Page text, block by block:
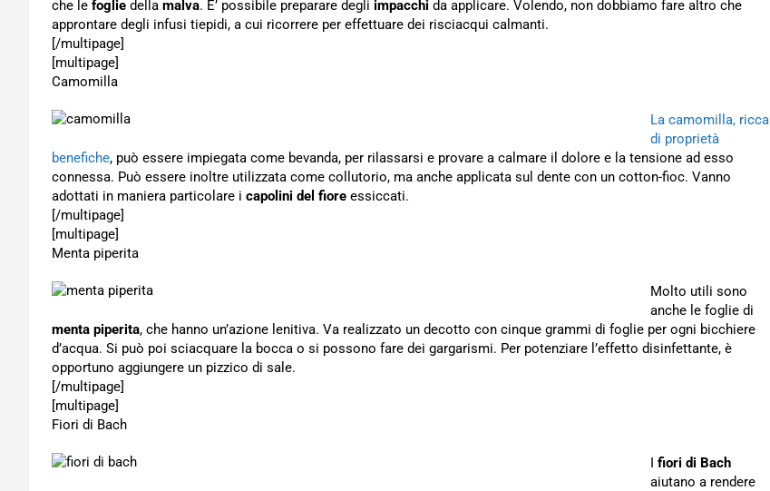
che le foglie della malva. E’ possibile preparare degli impacchi da applicare. Volendo, non dobbiamo fare altro che
approntare degli infusi tiepidi, a cui ricorrere per effettuare dei risciacqui calmanti.
[/multipage]
[multipage]
Camomilla
La camomilla, ricca
di proprietà
benefiche, può essere impiegata come bevanda, per rilassarsi e provare a calmare il dolore e la tensione ad esso
connessa. Può essere inoltre utilizzata come collutorio, ma anche applicata sul dente con un cotton-fioc. Vanno
adottati in maniera particolare i capolini del fiore essiccati.
[/multipage]
[multipage]
Menta piperita
Molto utili sono
anche le foglie di
menta piperita, che hanno un’azione lenitiva. Va realizzato un decotto con cinque grammi di foglie per ogni bicchiere
d’acqua. Si può poi sciacquare la bocca o si possono fare dei gargarismi. Per potenziare l’effetto disinfettante, è
opportuno aggiungere un pizzico di sale.
[/multipage]
[multipage]
Fiori di Bach
I fiori di Bach
aiutano a rendere